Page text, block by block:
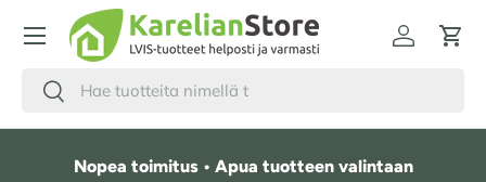
HYPPÄÄ SISÄLTÖÖN
Hae
Etsi
Kirjaudu
Nopea toimitus • Apua tuotteen valintaan